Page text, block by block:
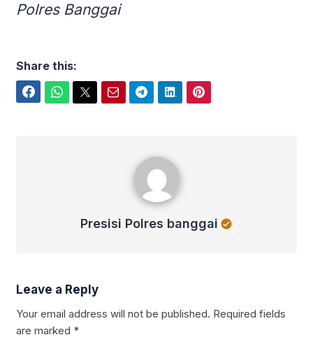
Polres Banggai
Share this:
Presisi Polres banggai
Leave a Reply
Your email address will not be published. Required fields
are marked *